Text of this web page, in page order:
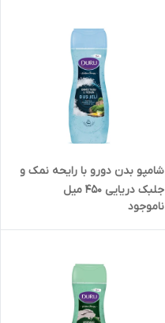
شامپو بدن دورو با رایحه نمک و
جلبک دریایی 450 میل
ناموجود